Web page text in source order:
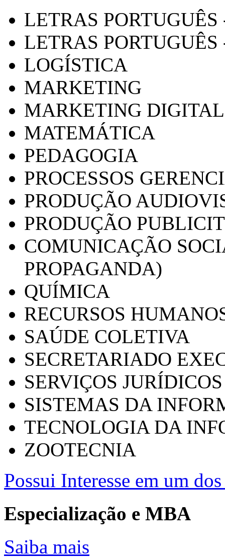
LETRAS
LETRAS PORTUGUÊS
LOGÍSTICA
MARKETING
MARKETING DIGITAL
MATEMÁTICA
PEDAGOGIA
PROCESSOS
PRODUÇÃO
PRODUÇÃO
COMUNICAÇÃO
PROPAGANDA)
QUÍMICA
RECURSOS
SAÚDE COLETIVA
SECRETARIADO
SERVIÇOS
SISTEMAS DA
TECNOLOGIA DA
ZOOTECNIA
Possui Interesse em um
Especialização e MBA
Saiba mais